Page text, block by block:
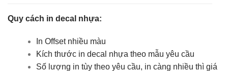
Quy cách in decal nhựa:
In Offset nhiều màu
Kích thước in decal nhựa theo mẫu yêu cầu
Số lượng in tùy theo yêu cầu, in càng nhiều thì giá